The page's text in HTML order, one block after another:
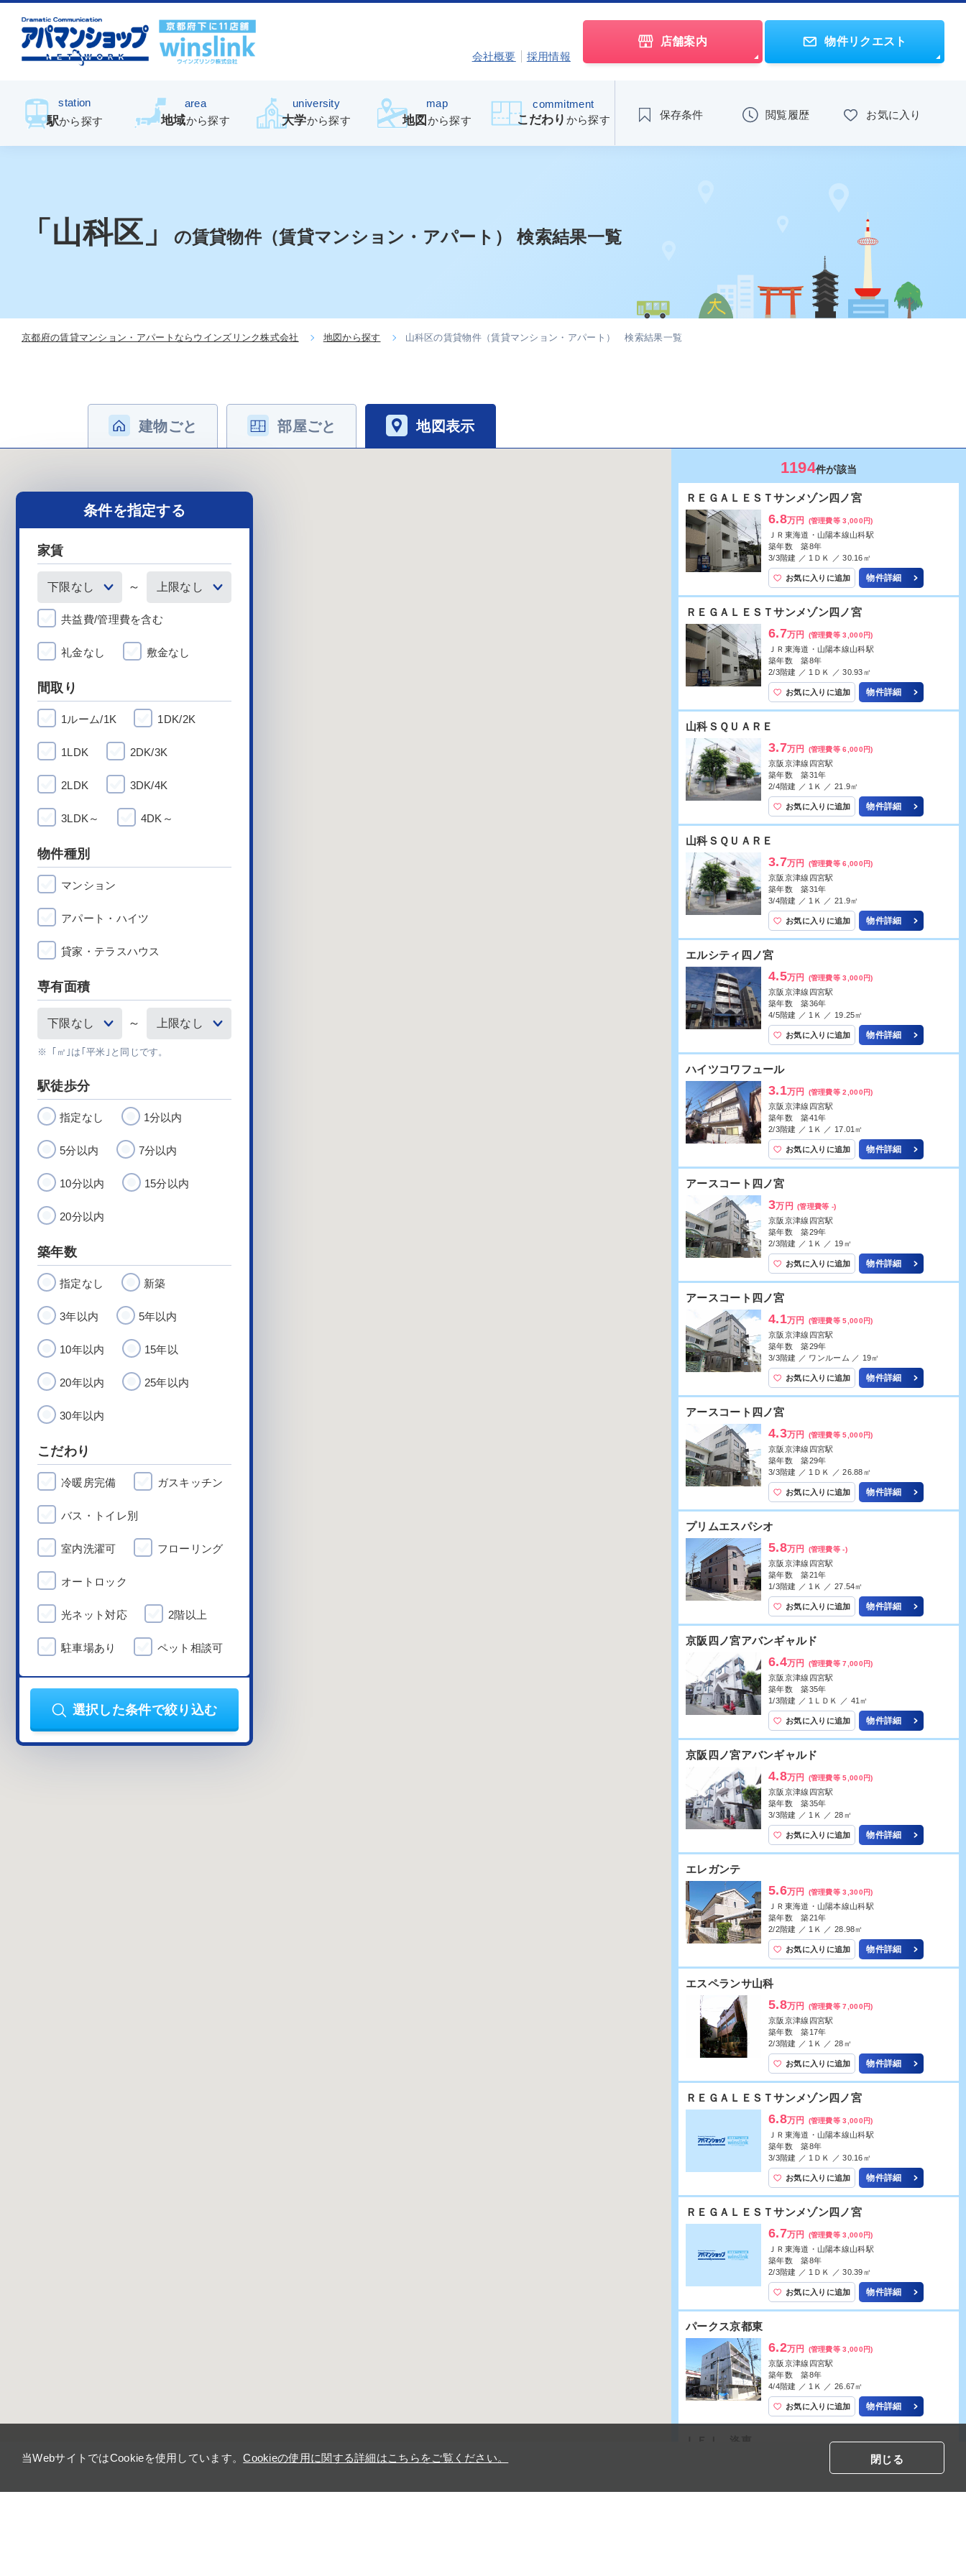
会社概要 採用情報
店舗案内 物件リクエスト
station
駅から探す
area
地域から探す
university
大学から探す
map
地図 から探す
commitment
こだわり から探す 保存条件 閲覧履歴 お気に入り
「山科区」 の賃貸物件（賃貸マンション・アパート） 検索結果一覧
京都府の賃貸マンション・アパートならウインズリンク株式会社 地図から探す 山科区の賃貸物件（賃貸マンション・アパート） 検索結果一覧
建物ごと 部屋ごと 地図表示
条件を指定する
家賃
～
共益費/管理費を含む
礼金なし 敷金なし
間取り
1ルーム/1K 1DK/2K
1LDK 2DK/3K
2LDK 3DK/4K
3LDK～ 4DK～
物件種別
マンション
アパート・ハイツ
貸家・テラスハウス
専有面積
～
｢㎡｣は｢平米｣と同じです。
駅徒歩分
指定なし 1分以内
5分以内 7分以内
10分以内 15分以内
20分以内
築年数
指定なし 新築
3年以内 5年以内
10年以内 15年以
20年以内 25年以内
30年以内
こだわり
冷暖房完備 ガスキッチン
バス・トイレ別
室内洗濯可 フローリング
オートロック
光ネット対応 2階以上
駐車場あり ペット相談可
選択した条件で絞り込む
1194件が該当
ＯＴＯＷＡマンション
3.2万円 (管理費等 4,000円)
京阪京津線四宮駅
築年数 築38年
3/4階建 ／ 1Ｋ ／ 14.58㎡
物件詳細
お気に入りに追加
ＯＴＯＷＡマンション
3.2万円 (管理費等 4,000円)
京阪京津線四宮駅
築年数 築38年
3/4階建 ／ 1Ｋ ／ 14.58㎡
物件詳細
お気に入りに追加
ＲＥＧＡＬＥＳＴサンメゾン四ノ宮
6.8万円 (管理費等 3,000円)
ＪＲ東海道・山陽本線山科駅
築年数 築8年
3/3階建 ／ 1ＤＫ ／ 30.16㎡
物件詳細
お気に入りに追加
ＲＥＧＡＬＥＳＴサンメゾン四ノ宮
6.7万円 (管理費等 3,000円)
ＪＲ東海道・山陽本線山科駅
築年数 築8年
2/3階建 ／ 1ＤＫ ／ 30.93㎡
物件詳細
お気に入りに追加
ＯＴＯＷＡマンション
3.2万円 (管理費等 4,000円)
京阪京津線四宮駅
築年数 築38年
3/4階建 ／ 1Ｋ ／ 14.58㎡
物件詳細
お気に入りに追加
ＯＴＯＷＡマンション
3.2万円 (管理費等 4,000円)
京阪京津線四宮駅
築年数 築38年
3/4階建 ／ 1Ｋ ／ 14.58㎡
物件詳細
お気に入りに追加
メゾンオリエント
2.6万円 (管理費等 3,000円)
ＪＲ東海道・山陽本線山科駅
築年数 築38年
5/5階建 ／ 1Ｋ ／ 16㎡
物件詳細
お気に入りに追加
山科ＳＱＵＡＲＥ
3.7万円 (管理費等 6,000円)
京阪京津線四宮駅
築年数 築31年
3/4階建 ／ 1Ｋ ／ 21.9㎡
物件詳細
お気に入りに追加
山科ＳＱＵＡＲＥ
3.7万円 (管理費等 6,000円)
京阪京津線四宮駅
築年数 築31年
2/4階建 ／ 1Ｋ ／ 21.9㎡
物件詳細
お気に入りに追加
エーデル音羽
8.3万円 (管理費等 7,500円)
京阪京津線四宮駅
築年数 築30年
5/6階建 ／ 3ＬＤＫ ／ 67.32㎡
物件詳細
お気に入りに追加
エーデル音羽
8.3万円 (管理費等 7,500円)
京阪京津線四宮駅
築年数 築30年
4/6階建 ／ 3ＬＤＫ ／ 65.46㎡
物件詳細
お気に入りに追加
エーデル音羽
8.3万円 (管理費等 7,500円)
京阪京津線四宮駅
築年数 築30年
5/6階建 ／ 3ＬＤＫ ／ 65.34㎡
物件詳細
お気に入りに追加
エーデル音羽
8.5万円 (管理費等 7,500円)
京阪京津線四宮駅
築年数 築30年
4/6階建 ／ 3ＬＤＫ ／ 65.74㎡
物件詳細
お気に入りに追加
ハイカムール音羽
6.7万円 (管理費等 4,000円)
京阪京津線四宮駅
築年数 築32年
2/2階建 ／ 2ＤＫ ／ 44.9㎡
物件詳細
お気に入りに追加
ハイカムール音羽
6.8万円 (管理費等 4,000円)
京阪京津線四宮駅
築年数 築32年
2/2階建 ／ 2ＤＫ ／ 44.9㎡
物件詳細
お気に入りに追加
エルシティ四ノ宮
4.5万円 (管理費等 3,000円)
京阪京津線四宮駅
築年数 築36年
4/5階建 ／ 1Ｋ ／ 19.25㎡
物件詳細
お気に入りに追加
ハイツコワフュール
3.1万円 (管理費等 2,000円)
京阪京津線四宮駅
築年数 築41年
2/3階建 ／ 1Ｋ ／ 17.01㎡
物件詳細
お気に入りに追加
当WebサイトではCookieを使用しています。Cookieの使用に関する詳細はこちらをご覧ください。 閉じる